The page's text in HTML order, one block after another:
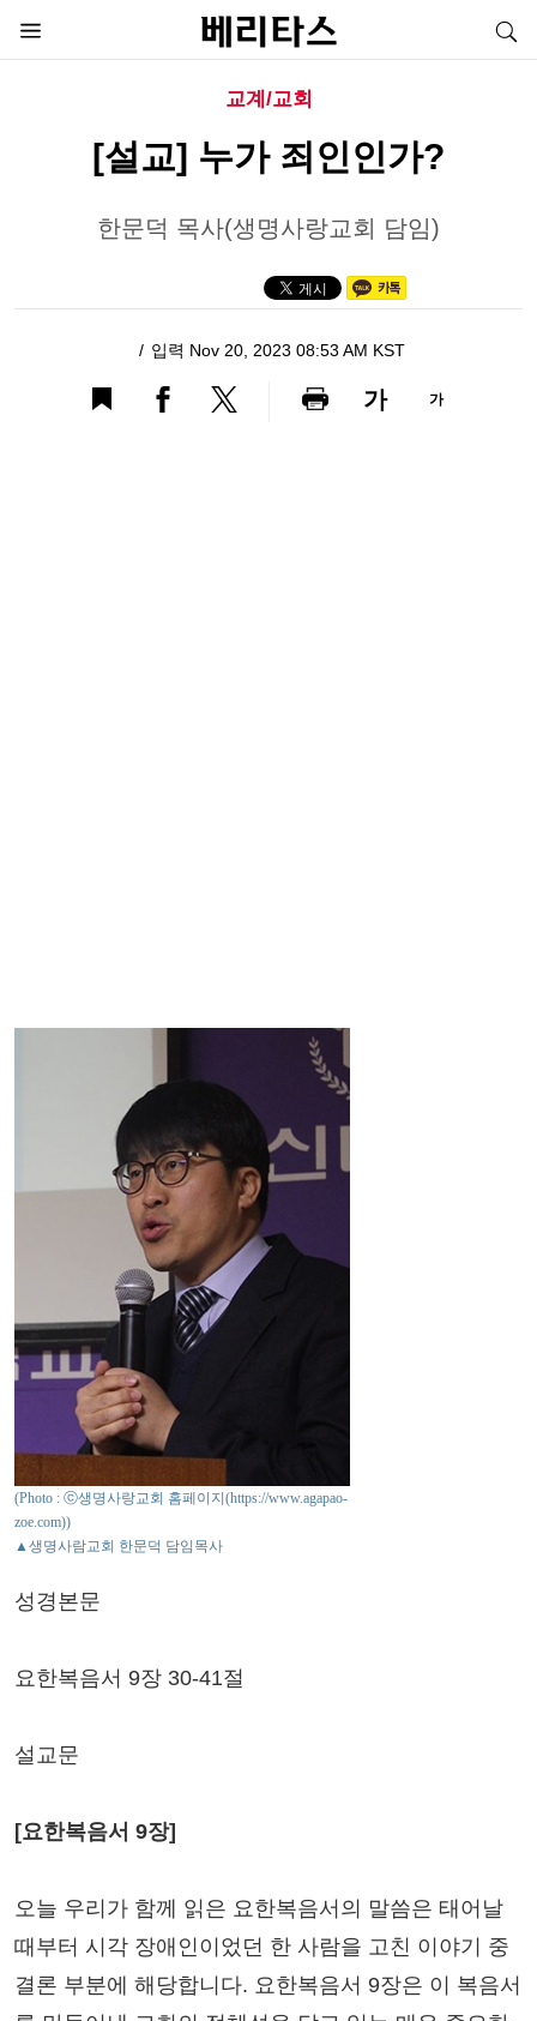
교계/교회
[설교] 누가 죄인인가?
한문덕 목사(생명사랑교회 담임)
입력 Nov 20, 2023 08:53 AM KST
가 가
(Photo : ⓒ생명사랑교회 홈페이지(https://www.agapao-
zoe.com))
▲생명사람교회 한문덕 담임목사
성경본문
요한복음서 9장 30-41절
설교문
[요한복음서 9장]
오늘 우리가 함께 읽은 요한복음서의 말씀은 태어날
때부터 시각 장애인이었던 한 사람을 고친 이야기 중
결론 부분에 해당합니다. 요한복음서 9장은 이 복음서